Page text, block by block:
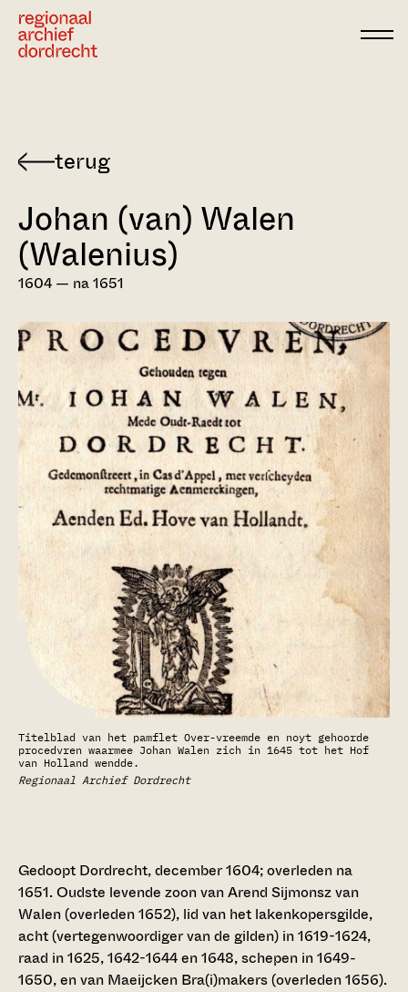
Terug
Dordts
biografisch
woordenboek
Johan (van) Walen
(Walenius)
1604 — na 1651
Titelblad van het pamflet Over-vreemde en noyt gehoorde
procedvren waarmee Johan Walen zich in 1645 tot het Hof
van Holland wendde.
Regionaal Archief Dordrecht
Gedoopt Dordrecht, december 1604; overleden na
1651. Oudste levende zoon van Arend Sijmonsz van
Walen (overleden 1652), lid van het lakenkopersgilde,
acht (vertegenwoordiger van de gilden) in 1619-1624,
raad in 1625, 1642-1644 en 1648, schepen in 1649-
1650, en van Maeijcken Bra(i)makers (overleden 1656).